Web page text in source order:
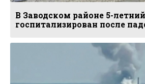
В Заводском районе 5-
госпитализирован после